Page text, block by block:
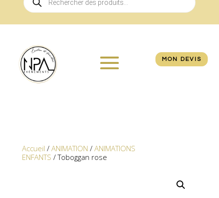
de
produits
MON DEVIS
Accueil / ANIMATION / ANIMATIONS
ENFANTS / Toboggan rose